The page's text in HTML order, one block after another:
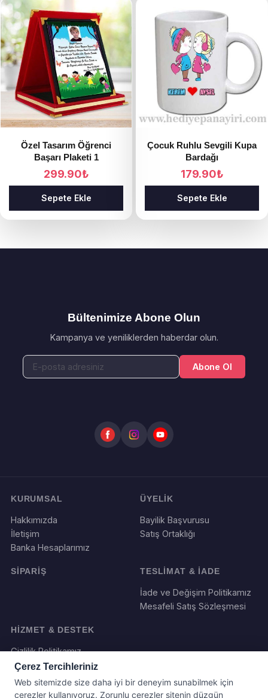
Özel Tasarım Öğrenci
Başarı Plaketi 1
299.90₺
Sepete Ekle
Çocuk Ruhlu Sevgili Kupa
Bardağı
179.90₺
Sepete Ekle
Bültenimize Abone Olun
Kampanya ve yeniliklerden haberdar olun.
Abone Ol
KURUMSAL
Hakkımızda
İletişim
Banka Hesaplarımız
ÜYELİK
Bayilik Başvurusu
Satış Ortaklığı
SİPARİŞ TESLİMAT & İADE
İade ve Değişim Politikamız
Mesafeli Satış Sözleşmesi
HİZMET & DESTEK
Gizlilik Politikamız
Çerez Tercihleriniz
Web sitemizde size daha iyi bir deneyim sunabilmek için
çerezler kullanıyoruz. Zorunlu çerezler sitenin düzgün